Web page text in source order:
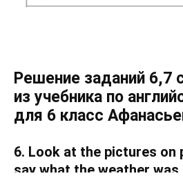
Решение заданий 6,7
из учебника по
для 6 класс
6. Look at the pictures on
say what the weather